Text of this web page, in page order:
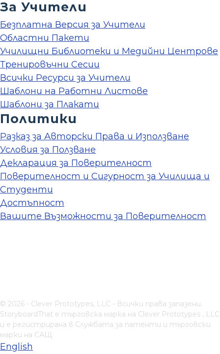
За Учители
Безплатна Версия за Учители
Областни Пакети
Училищни Библиотеки и Медийни Центрове
Тренировъчни Сесии
Всички Ресурси за Учители
Шаблони на Работни Листове
Шаблони за Плакати
Политики
Разказ за Авторски Права и Използване
Условия за Ползване
Декларация за Поверителност
Поверителност и Сигурност за Училища и
Студенти
Достъпност
Вашите Възможности за Поверителност
© 2026 - Clever Prototypes, LLC - Всички права запазени.
StoryboardThat е търговска марка на Clever Prototypes , LLC
и е регистрирана в Службата за патенти и търговски
марки на САЩ
English